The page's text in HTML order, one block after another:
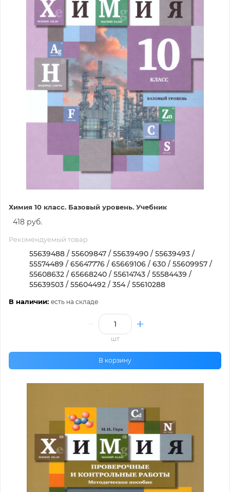
Химия 10 класс. Базовый уровень. Учебник
418 руб.
Рекомендуемый товар
55639488 / 55609847 / 55639490 / 55639493 /
55574489 / 65647776 / 65669106 / 630 / 55609957 /
55608632 / 65668240 / 55614743 / 55584439 /
55639503 / 55604492 / 354 / 55610288
В наличии: есть на складе
шт
В корзину